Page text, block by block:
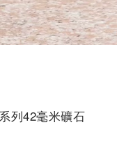
列42毫米礦石